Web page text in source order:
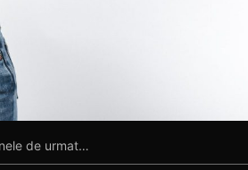
de urmat…